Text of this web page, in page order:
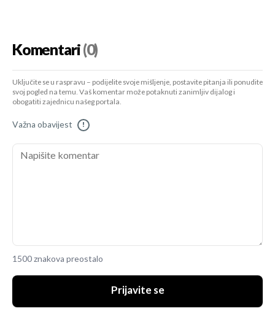
Komentari(0)
Uključite se u raspravu – podijelite svoje mišljenje, postavite pitanja ili ponudite
svoj pogled na temu. Vaš komentar može potaknuti zanimljiv dijalog i
obogatiti zajednicu našeg portala.
Važna obavijest !
1500 znakova preostalo
Prijavite se